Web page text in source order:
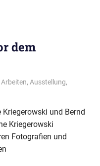
dem
Arbeiten, Ausstellung,
und Bernd
Kriegerowski
Fotografien und